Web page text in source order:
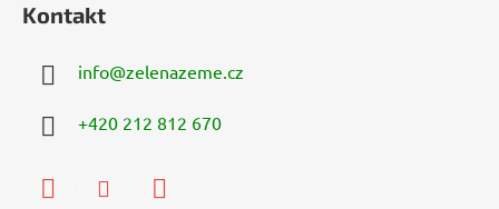
Kontakt
info@zelenazeme.cz
+420 212 812 670